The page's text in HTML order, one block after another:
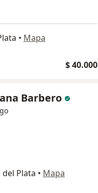
• Mapa
$ 40.000
Barbero
Plata • Mapa